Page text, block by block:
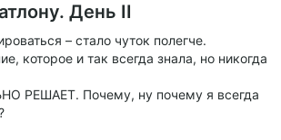
И все как один говорили: я просто
на велике. Получается, что успех как
там, где тебе нравится процесс.
заниматься тем, чем не нравится?
День II
– стало чуток полегче.
которое и так всегда знала, но никогда
РЕШАЕТ. Почему, ну почему я всегда